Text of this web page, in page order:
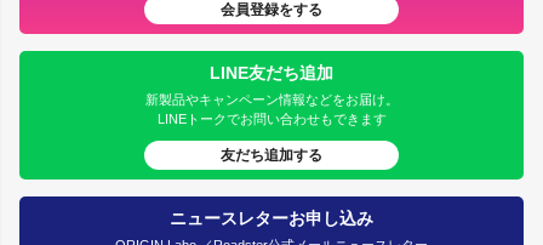
会員登録をする
LINE友だち追加
新製品やキャンペーン情報などをお届け。
LINEトークでお問い合わせもできます
友だち追加する
ニュースレターお申し込み